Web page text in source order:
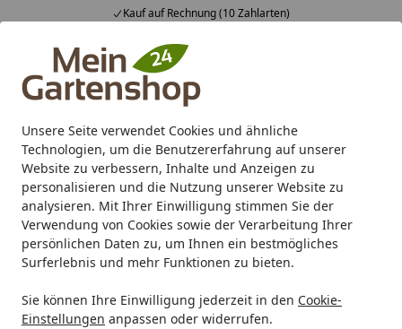
Unsere Seite verwendet Cookies und ähnliche
Technologien, um die Benutzererfahrung auf unserer
Website zu verbessern, Inhalte und Anzeigen zu
personalisieren und die Nutzung unserer Website zu
analysieren. Mit Ihrer Einwilligung stimmen Sie der
Verwendung von Cookies sowie der Verarbeitung Ihrer
persönlichen Daten zu, um Ihnen ein bestmögliches
Surferlebnis und mehr Funktionen zu bieten.
Sie können Ihre Einwilligung jederzeit in den Cookie-
Einstellungen anpassen oder widerrufen.
Kauf auf Rechnung (10 Zahlarten)
Alle Produkte
Mein Konto
Suchen
Karibu Pools inkl. gratis Sandfilteranlage & Pool-
Starterset (Gesamtwert bis 468,99€)
Karibu Sommerschlussverkauf
Solange der Vorrat reicht: einmalige Rabatte auf ausgewählte